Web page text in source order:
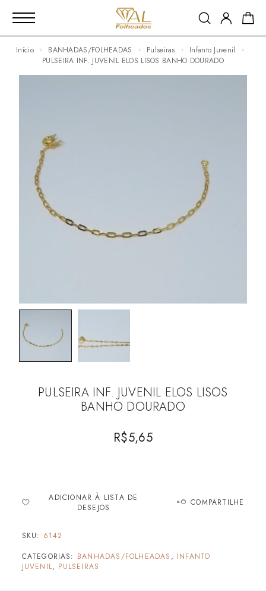
Início BANHADAS/FOLHEADAS Pulseiras
Infanto Juvenil
PULSEIRA INF. JUVENIL ELOS LISOS BANHO DOURADO
PULSEIRA INF. JUVENIL ELOS LISOS
BANHO DOURADO
R$5,65
ADICIONAR À LISTA DE
DESEJOS
COMPARTILHE
SKU: 6142
CATEGORIAS: BANHADAS/FOLHEADAS , INFANTO
JUVENIL, PULSEIRAS